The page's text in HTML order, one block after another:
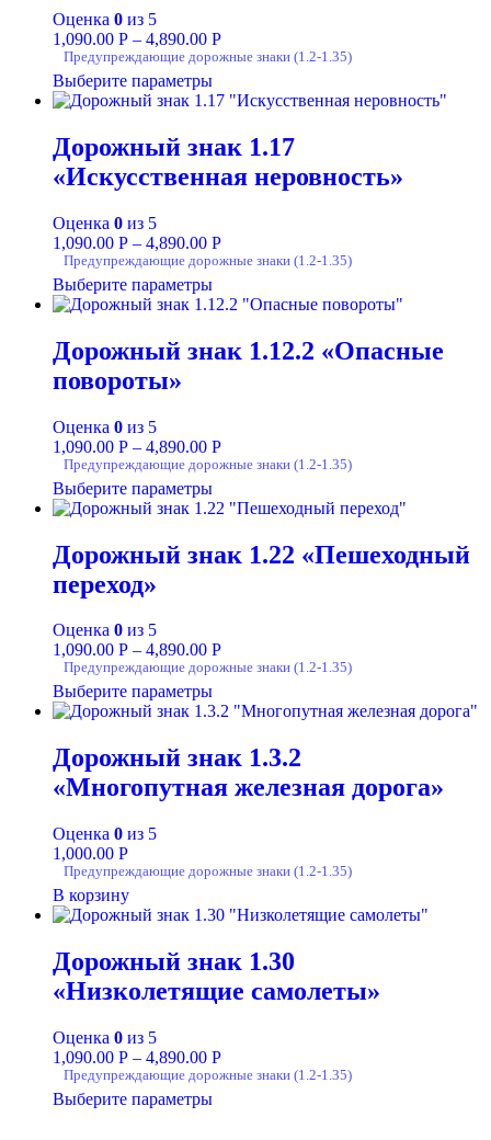
Оценка 0 из 5
1,090.00 Р – 4,890.00 Р
Предупреждающие дорожные знаки (1.2-1.35)
Выберите параметры
Дорожный знак 1.17
«Искусственная неровность»
Оценка 0 из 5
1,090.00 Р – 4,890.00 Р
Предупреждающие дорожные знаки (1.2-1.35)
Выберите параметры
Дорожный знак 1.12.2 «Опасные
повороты»
Оценка 0 из 5
1,090.00 Р – 4,890.00 Р
Предупреждающие дорожные знаки (1.2-1.35)
Выберите параметры
Дорожный знак 1.22 «Пешеходный
переход»
Оценка 0 из 5
1,090.00 Р – 4,890.00 Р
Предупреждающие дорожные знаки (1.2-1.35)
Выберите параметры
Дорожный знак 1.3.2
«Многопутная железная дорога»
Оценка 0 из 5
1,000.00 Р
Предупреждающие дорожные знаки (1.2-1.35)
В корзину
Дорожный знак 1.30
«Низколетящие самолеты»
Оценка 0 из 5
1,090.00 Р – 4,890.00 Р
Предупреждающие дорожные знаки (1.2-1.35)
Выберите параметры